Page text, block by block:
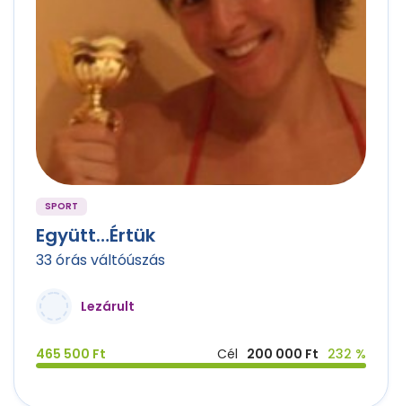
SPORT
Együtt…Értük
33 órás váltóúszás
Lezárult
465 500 Ft Cél 200 000 Ft 232 %